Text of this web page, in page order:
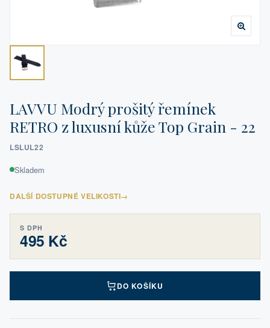
LAVVU Modrý prošitý řemínek
RETRO z luxusní kůže Top Grain - 22
LSLUL22
Skladem
DALŠÍ DOSTUPNÉ VELIKOSTI→
S DPH
495 Kč
DO KOŠÍKU